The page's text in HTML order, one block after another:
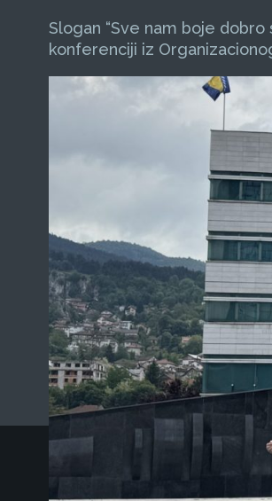
Slogan “Sve nam boje
konferenciji iz